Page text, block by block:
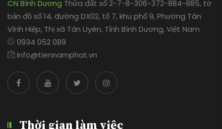
Thời gian làm việc
Sáng: 07h30 đến 11h30
Chiều: 13h00 đến 17h00
07h30 đến 11h30